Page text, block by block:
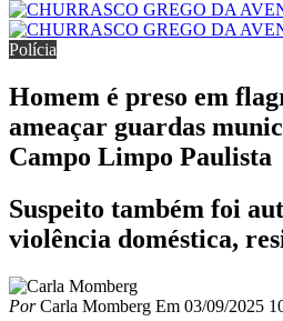
Polícia
Homem é preso em
ameaçar guardas
Campo Limpo Paulista
Suspeito também foi
violência doméstica,
PorCarla Momberg Em 03/09/2025